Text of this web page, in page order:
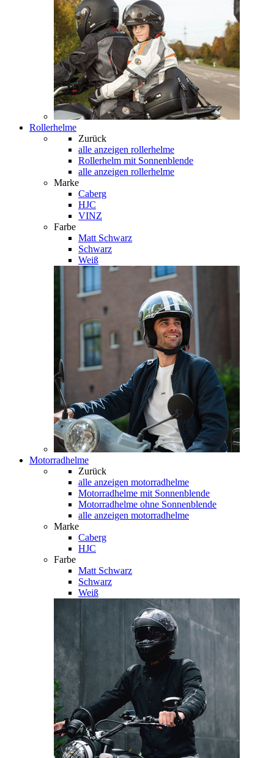
Rollerhelme
Zurück
alle anzeigen rollerhelme
Rollerhelm mit Sonnenblende
alle anzeigen rollerhelme
Marke
Caberg
HJC
VINZ
Farbe
Matt Schwarz
Schwarz
Weiß
Motorradhelme
Zurück
alle anzeigen motorradhelme
Motorradhelme mit Sonnenblende
Motorradhelme ohne Sonnenblende
alle anzeigen motorradhelme
Marke
Caberg
HJC
Farbe
Matt Schwarz
Schwarz
Weiß